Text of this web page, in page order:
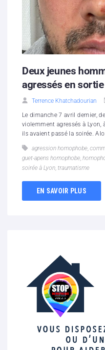
Hébergement solidaire
Deux jeunes
agressés en
Terrence Khatchadourian
Le dimanche 7 avril dernier,
violemment agressés à
ils avaient passé la soirée.
agression homophobe,
guet-apens homophobe,
soirée à Lyon, traumatisme
EN SAVOIR PLUS